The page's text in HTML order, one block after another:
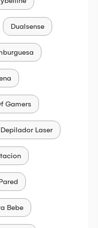
Dualsense
Gamers
Depilador Laser
Bebe